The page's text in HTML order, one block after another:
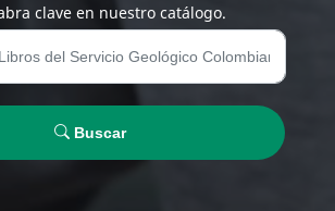
clave en nuestro catálogo.
Buscar